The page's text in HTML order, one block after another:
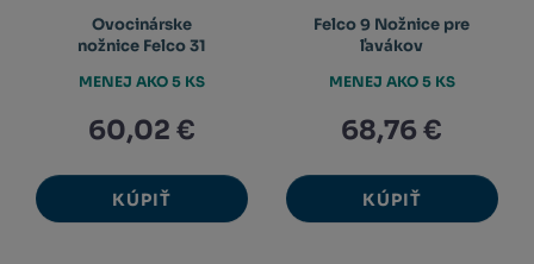
Ovocinárske
nožnice Felco 31
60,02 €
KÚPIŤ
MENEJ AKO 5 KS
Felco 9 Nožnice pre
ľavákov
68,76 €
KÚPIŤ
MENEJ AKO 5 KS